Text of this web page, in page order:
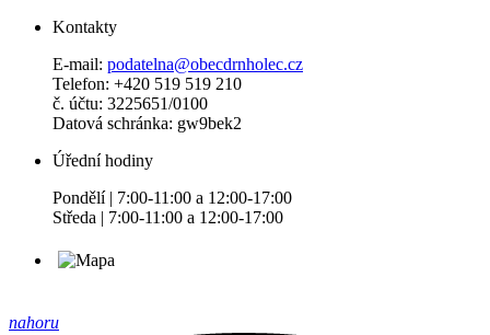
Kontakty
E-mail: podatelna@obecdrnholec.cz
Telefon: +420 519 519 210
č. účtu: 3225651/0100
Datová schránka: gw9bek2
Úřední hodiny
Pondělí | 7:00-11:00 a 12:00-17:00
Středa | 7:00-11:00 a 12:00-17:00
nahoru